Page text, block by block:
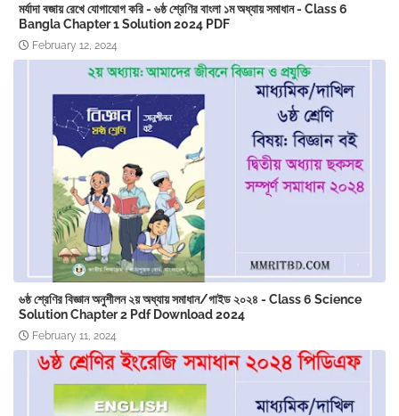
মর্যাদা বজায় রেখে যোগাযোগ করি - ৬ষ্ঠ শ্রেণির বাংলা ১ম অধ্যায় সমাধান - Class 6
Bangla Chapter 1 ‍Solution 2024 PDF
February 12, 2024
৬ষ্ঠ শ্রেণির বিজ্ঞান অনুশীলন ২য় অধ্যায় সমাধান/গাইড ২০২৪ - Class 6 Science
Solution Chapter 2 Pdf Download 2024
February 11, 2024